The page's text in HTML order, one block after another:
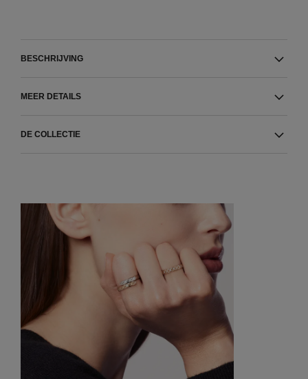
BESCHRIJVING
MEER DETAILS
DE COLLECTIE